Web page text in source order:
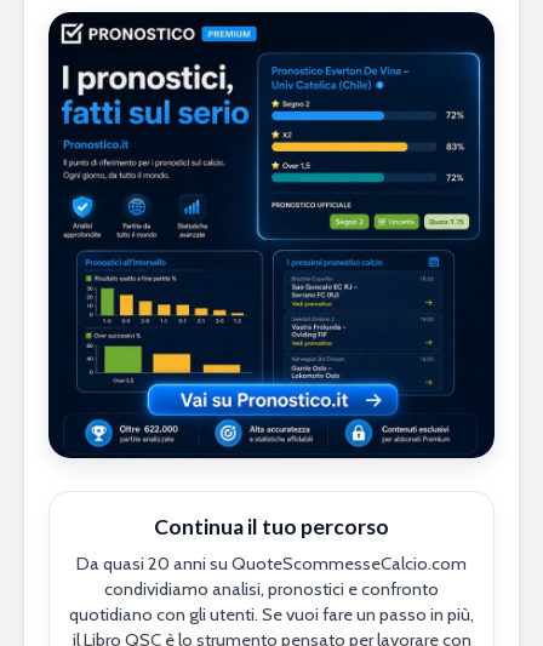
Continua il tuo percorso
Da quasi 20 anni su QuoteScommesseCalcio.com
condividiamo analisi, pronostici e confronto
quotidiano con gli utenti. Se vuoi fare un passo in più,
il Libro QSC è lo strumento pensato per lavorare con